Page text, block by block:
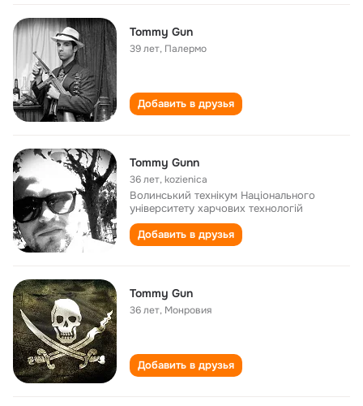
Tommy Gun
39 лет, Палермо
Добавить в друзья
Tommy Gunn
36 лет,kozienica
Волинський технікум Національного
університету харчових технологій
Добавить в друзья
Tommy Gun
36 лет, Монровия
Добавить в друзья